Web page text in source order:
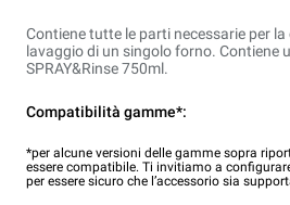
Contiene tutte le parti necessarie per
lavaggio di un singolo forno. Contiene
SPRAY&Rinse 750ml.
Compatibilità gamme*:
*per alcune versioni delle gamme sopra
essere compatibile. Ti invitiamo a
per essere sicuro che l’accessorio sia